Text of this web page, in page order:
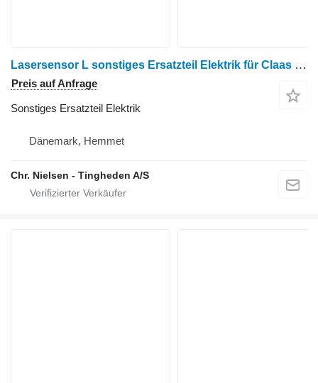
Lasersensor L sonstiges Ersatzteil Elektrik für Claas V900 Getreideschneidwerk
Preis auf Anfrage
Sonstiges Ersatzteil Elektrik
Dänemark, Hemmet
Chr. Nielsen - Tingheden A/S